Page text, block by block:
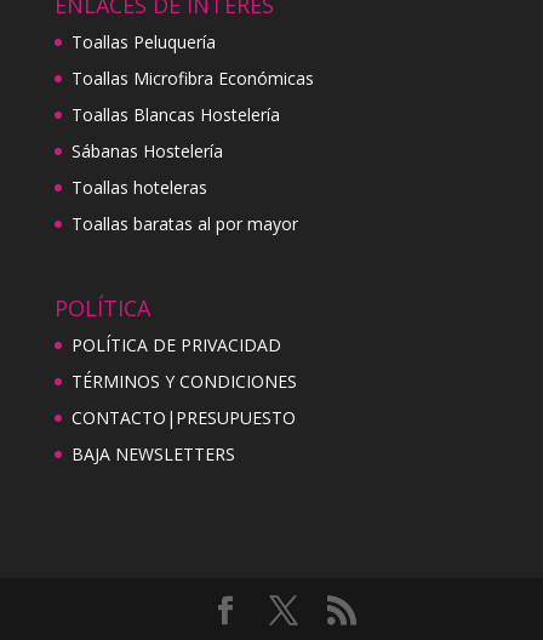
Toallas Peluquería
Toallas Microfibra Económicas
Toallas Blancas Hostelería
Sábanas Hostelería
Toallas hoteleras
Toallas baratas al por mayor
POLÍTICA
POLÍTICA DE PRIVACIDAD
TÉRMINOS Y CONDICIONES
CONTACTO|PRESUPUESTO
BAJA NEWSLETTERS